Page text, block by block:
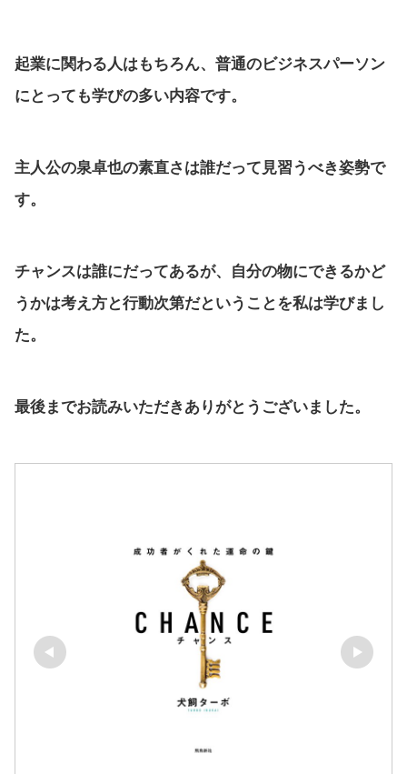
起業に関わる人はもちろん、普通のビジネスパーソン
にとっても学びの多い内容です。
主人公の泉卓也の素直さは誰だって見習うべき姿勢で
す。
チャンスは誰にだってあるが、自分の物にできるかど
うかは考え方と行動次第だということを私は学びまし
た。
最後までお読みいただきありがとうございました。